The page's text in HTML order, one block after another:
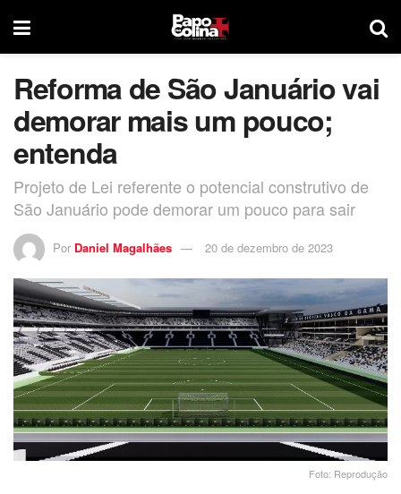
Reforma de São Januário vai
demorar mais um pouco;
entenda
Projeto de Lei referente o potencial construtivo de
São Januário pode demorar um pouco para sair
Por Daniel Magalhães 20 de dezembro de 2023
Foto: Reprodução